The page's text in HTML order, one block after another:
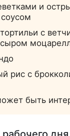
и
с
рис с
быть